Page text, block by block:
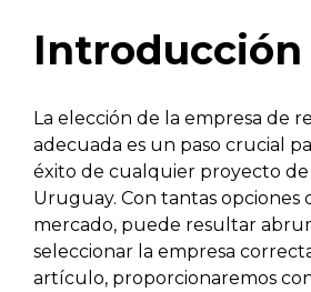
Introducción
La elección de la empresa de
adecuada es un paso crucial
éxito de cualquier proyecto
Uruguay. Con tantas opciones
mercado, puede resultar
seleccionar la empresa
artículo, proporcionaremos